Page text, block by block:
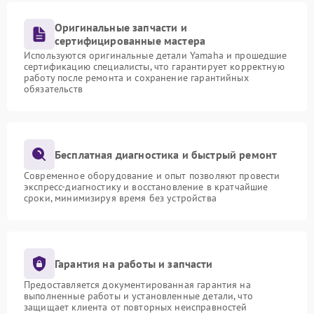
Оригинальные запчасти и
сертифицированные мастера
Используются оригинальные детали Yamaha и прошедшие
сертификацию специалисты, что гарантирует корректную
работу после ремонта и сохранение гарантийных
обязательств
Бесплатная диагностика и быстрый ремонт
Современное оборудование и опыт позволяют провести
экспресс-диагностику и восстановление в кратчайшие
сроки, минимизируя время без устройства
Гарантия на работы и запчасти
Предоставляется документированная гарантия на
выполненные работы и установленные детали, что
защищает клиента от повторных неисправностей